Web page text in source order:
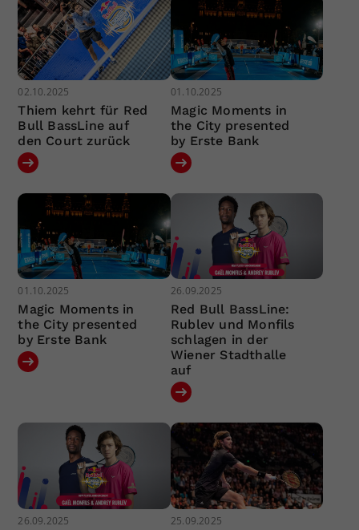
02.10.2025
Thiem kehrt für Red
Bull BassLine auf
den Court zurück
01.10.2025
Magic Moments in
the City presented
by Erste Bank
01.10.2025
Magic Moments in
the City presented
by Erste Bank
26.09.2025
Red Bull BassLine:
Rublev und Monfils
schlagen in der
Wiener Stadthalle
auf
26.09.2025 25.09.2025